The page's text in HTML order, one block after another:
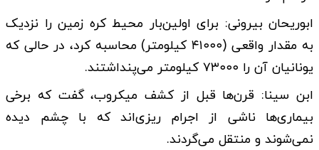
ابوریحان بیرونی: برای اولین‌بار محیط کره زمین را نزدیک
به مقدار واقعی (۴۱۰۰۰ کیلومتر) محاسبه کرد، در حالی که
یونانیان آن را ۷۳۰۰۰ کیلومتر می‌پنداشتند.
ابن سینا: قرن‌ها قبل از کشف میکروب، گفت که برخی
بیماری‌ها ناشی از اجرام ریزی‌اند که با چشم دیده
نمی‌شوند و منتقل می‌گردند.